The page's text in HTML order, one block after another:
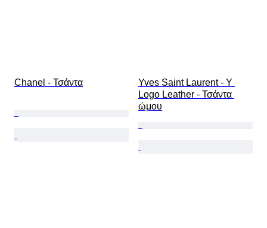
Chanel - Τσάντα
Yves Saint Laurent - Y
Logo Leather - Τσάντα
ώμου